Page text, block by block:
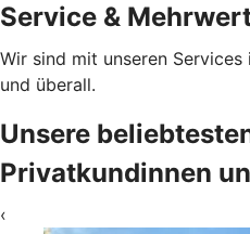
Service &
Wir sind mit unseren
und überall.
Unsere
Privatkundinnen
‹